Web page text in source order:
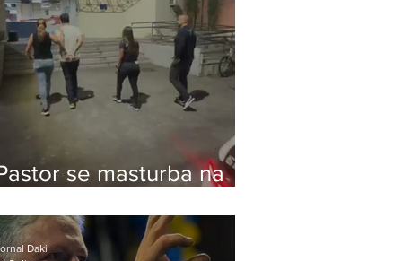
se masturba na
na Zona Oeste
Daki